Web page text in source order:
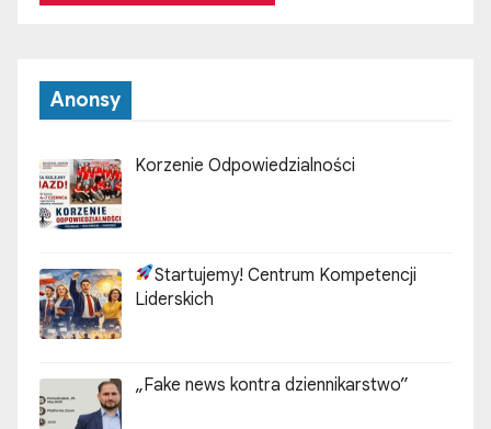
Anonsy
Korzenie Odpowiedzialności
Startujemy! Centrum Kompetencji
Liderskich
„Fake news kontra dziennikarstwo”